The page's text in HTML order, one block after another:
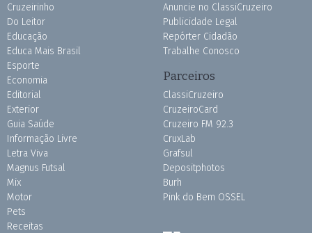
Cruzeirinho
Do Leitor
Educação
Educa Mais Brasil
Esporte
Economia
Editorial
Exterior
Guia Saúde
Informação Livre
Letra Viva
Magnus Futsal
Mix
Motor
Pets
Receitas
Anuncie no ClassiCruzeiro
Publicidade Legal
Repórter Cidadão
Trabalhe Conosco
Parceiros
ClassiCruzeiro
CruzeiroCard
Cruzeiro FM 92.3
CruxLab
Grafsul
Depositphotos
Burh
Pink do Bem OSSEL